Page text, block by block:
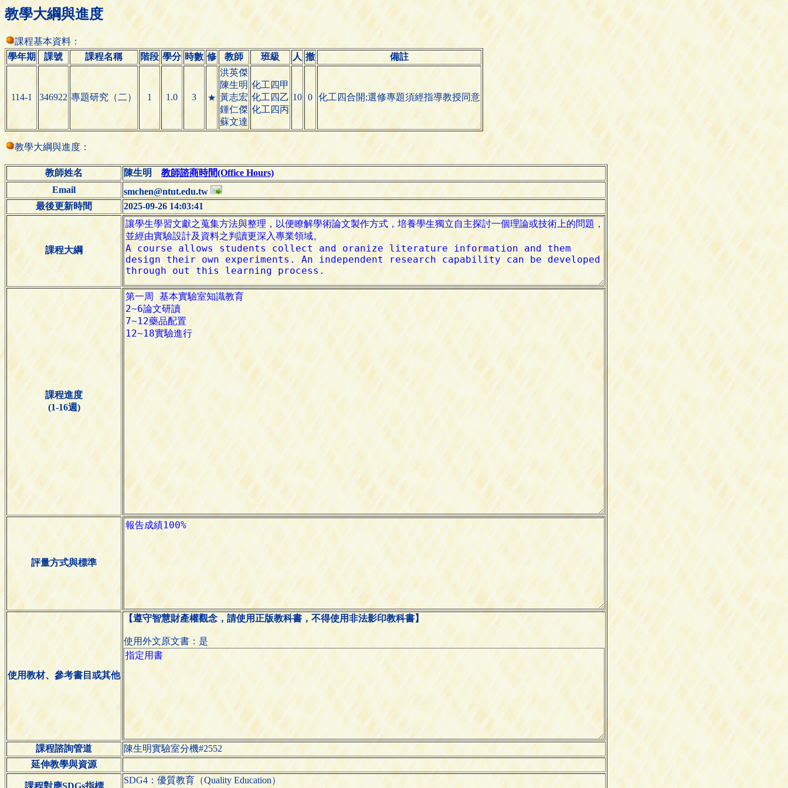
教學大綱與進度
課程基本資料：
學年期
課號 課程名稱 階段 學分 時數 修 教師 班級 人 撤 備註
114-1 346922 專題研究（二） 1 1.0 3 ★
洪英傑
陳生明
黃志宏
鍾仁傑
蘇文達
化工四甲
化工四乙
化工四丙
10 0 化工四合開;選修專題須經指導教授同意
教學大綱與進度：
教師姓名 陳生明教師諮商時間(Office Hours)
Email
smchen@ntut.edu.tw
最後更新時間
2025-09-26 14:03:41
課程大綱
課程進度
(1-16週)
評量方式與標準
使用教材、參考書目或其他
【遵守智慧財產權觀念，請使用正版教科書，不得使用非法影印教科書】
使用外文原文書：是
課程諮詢管道
陳生明實驗室分機#2552
延伸教學與資源
課程對應SDGs指標
SDG4：優質教育（Quality Education）